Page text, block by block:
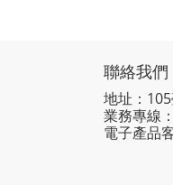
聯絡我們
地址：
業務專線：
電子產品